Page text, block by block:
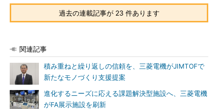
過去の連載記事が 23 件あります
関連記事
積み重ねと繰り返しの信頼を、三菱電機がJIMTOFで
新たなモノづくり支援提案
進化するニーズに応える課題解決型施設へ、三菱電機
がFA展示施設を刷新